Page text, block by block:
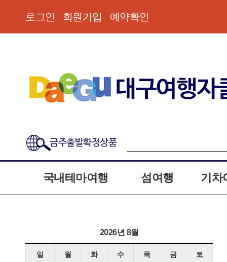
로그인 회원가입 예약확인
금주출발확정상품
국내테마여행 섬여행 기차
2026년 8월
일 월 화 수 목 금 토